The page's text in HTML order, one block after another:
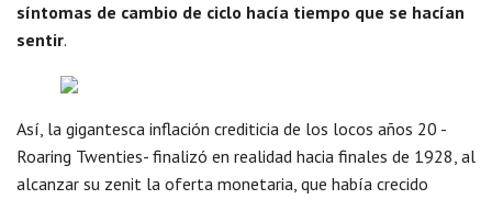
síntomas de cambio de ciclo hacía tiempo que se hacían
sentir.
Así, la gigantesca inflación crediticia de los locos años 20 -
Roaring Twenties- finalizó en realidad hacia finales de 1928, al
alcanzar su zenit la oferta monetaria, que había crecido